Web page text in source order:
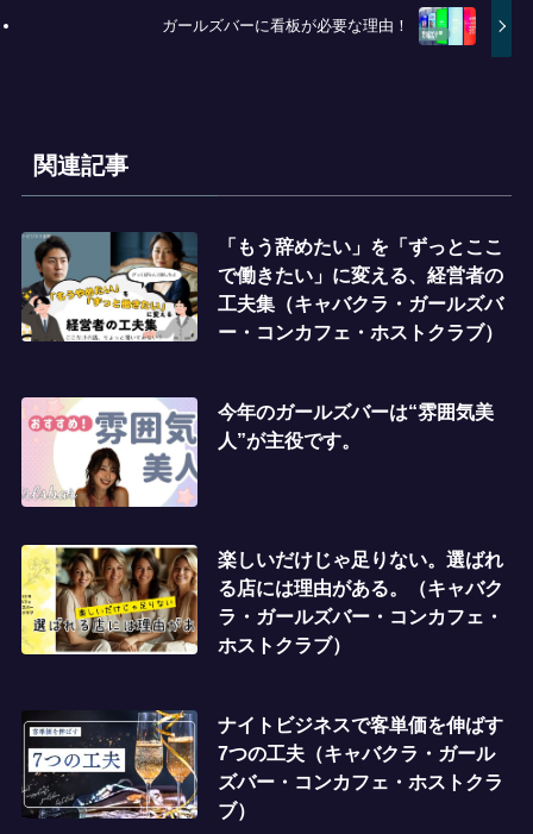
ガールズバーに看板が必要な理由！
関連記事
「もう辞めたい」を「ずっとここ
で働きたい」に変える、経営者の
工夫集（キャバクラ・ガールズバ
ー・コンカフェ・ホストクラブ）
今年のガールズバーは“雰囲気美
人”が主役です。
楽しいだけじゃ足りない。選ばれ
る店には理由がある。（キャバク
ラ・ガールズバー・コンカフェ・
ホストクラブ）
ナイトビジネスで客単価を伸ばす
7つの工夫（キャバクラ・ガール
ズバー・コンカフェ・ホストクラ
ブ）